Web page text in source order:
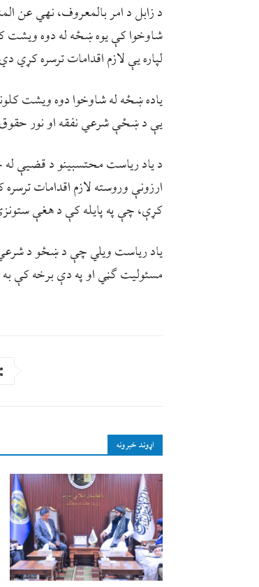
د زابل د امر بالمعروف، نهي عن
شاوخوا کې یوه ښځه له دوه ویشت
لپاره یې لازم اقدامات ترسره کړي
یاده ښځه له شاوخوا دوه ویشت
یې د ښځې شرعي نفقه او نور حقوق
د یاد ریاست محتسبینو د قضیې له
ارزونې وروسته لازم اقدامات
کړې، چې په پایله کې د هغې
یاد ریاست ویلي چې د ښځو د شرعي
مسئولیت ګڼي او په دې برخه کې
اړوند خبرونه